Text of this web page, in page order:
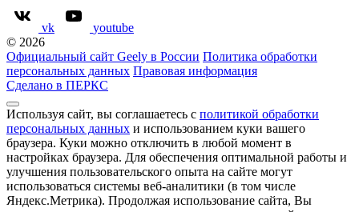
vk
youtube
© 2026
Официальный сайт Geely в России Политика обработки
персональных данных Правовая информация
Сделано в ПЕРКС
Используя сайт, вы соглашаетесь с политикой обработки
персональных данных и использованием куки вашего
браузера. Куки можно отключить в любой момент в
настройках браузера. Для обеспечения оптимальной работы и
улучшения пользовательского опыта на сайте могут
использоваться системы веб-аналитики (в том числе
Яндекс.Метрика). Продолжая использование сайта, Вы